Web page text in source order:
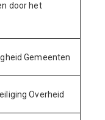
door het
Gemeenten
Overheid